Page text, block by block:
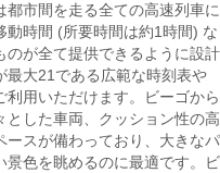
市間を走る全ての高速列車に
動時間 (所要時間は約1時間) な
のが全て提供できるように設計
最大21である広範な時刻表や
用いただけます。ビーゴから
した車両、クッション性の高
ースが備わっており、大きなパ
景色を眺めるのに最適です。ビ